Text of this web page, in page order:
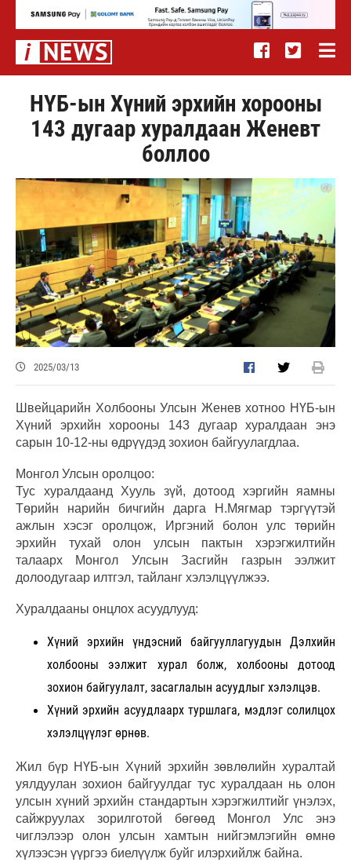
НҮБ-ын Хүний эрхийн хорооны
143 дугаар хуралдаан Женевт
боллоо
2025/03/13
Швейцарийн Холбооны Улсын Женев хотноо НҮБ-ын
Хүний эрхийн хорооны 143 дугаар хуралдаан энэ
сарын 10-12-ны өдрүүдэд зохион байгуулагдлаа.
Монгол Улсын оролцоо:
Тус хуралдаанд Хууль зүй, дотоод хэргийн яамны
Төрийн нарийн бичгийн дарга Н.Мягмар тэргүүтэй
ажлын хэсэг оролцож, Иргэний болон улс төрийн
эрхийн тухай олон улсын пактын хэрэгжилтийн
талаарх Монгол Улсын Засгийн газрын ээлжит
долоодугаар илтгэл, тайланг хэлэлцүүлжээ.
Хуралдааны онцлох асуудлууд:
Хүний эрхийн үндэсний байгууллагуудын Дэлхийн
холбооны ээлжит хурал болж, холбооны дотоод
зохион байгуулалт, засаглалын асуудлыг хэлэлцэв.
Хүний эрхийн асуудлаарх туршлага, мэдлэг солилцох
хэлэлцүүлэг өрнөв.
Жил бүр НҮБ-ын Хүний эрхийн зөвлөлийн хуралтай
уялдуулан зохион байгуулдаг тус хуралдаан нь олон
улсын хүний эрхийн стандартын хэрэгжилтийг үнэлэх,
сайжруулах зорилготой бөгөөд Монгол Улс энэ
чиглэлээр олон улсын хамтын нийгэмлэгийн өмнө
хүлээсэн үүргээ биелүүлж буйг илэрхийлж байна.